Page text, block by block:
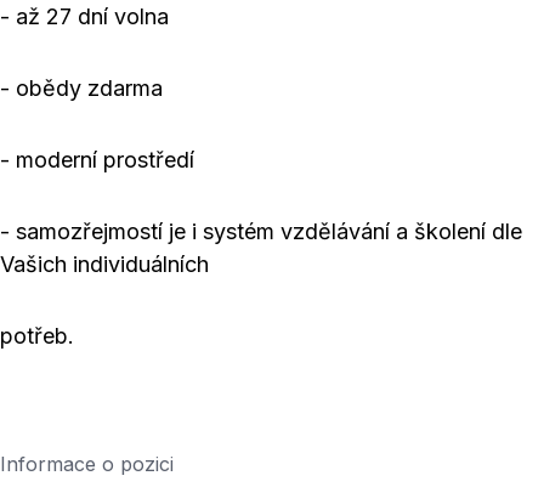
- až 27 dní volna
- obědy zdarma
- moderní prostředí
- samozřejmostí je i systém vzdělávání a školení dle
Vašich individuálních
potřeb.
Informace o pozici